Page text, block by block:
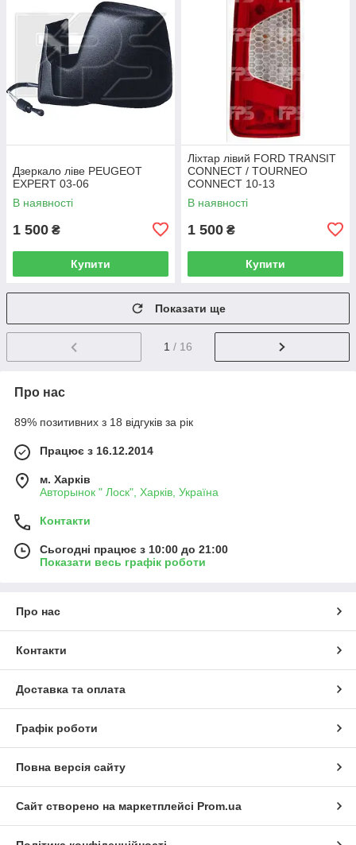
Дзеркало ліве PEUGEOT
EXPERT 03-06
В наявності
1 500 ₴
Купити
Ліхтар лівий FORD TRANSIT
CONNECT / TOURNEO
CONNECT 10-13
В наявності
1 500 ₴
Купити
Показати ще
1 / 16
Про нас
89% позитивних з 18 відгуків за рік
Працює з 16.12.2014
м. Харків
Авторынок " Лоск", Харків, Україна
Контакти
Сьогодні працює з 10:00 до 21:00
Показати весь графік роботи
Про нас
Контакти
Доставка та оплата
Графік роботи
Повна версія сайту
Сайт створено на маркетплейсі Prom.ua